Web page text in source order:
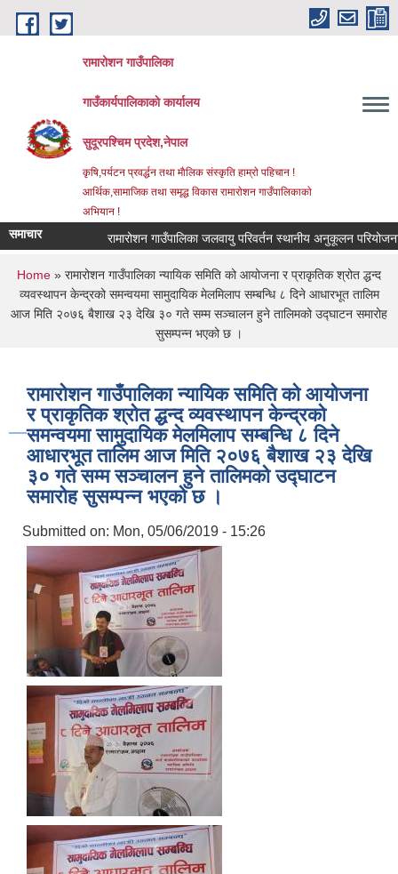
Skip to main content
रामारोशन गाउँपालिका
गाउँकार्यपालिकाकाे कार्यालय
सुदूरपश्चिम प्रदेश,नेपाल
कृषि,पर्यटन प्रवर्द्धन तथा माैलिक संस्कृति हाम्राे पहिचान !
आर्थिक,सामाजिक तथा समृद्ध विकास रामाराेशन गाउँपालिकाकाे
अभियान !
समाचार रामारोशन गाउँपालिका जलवायु परिवर्तन स्थानीय अनुकूलन
You are here
Home » रामारोशन गाउँपालिका न्यायिक समिति को आयोजना र प्राकृतिक श्रोत द्धन्द
व्यवस्थापन केन्द्रको समन्वयमा सामुदायिक मेलमिलाप सम्बन्धि ८ दिने आधारभूत तालिम
आज मिति २०७६ बैशाख २३ देखि ३० गते सम्म सञ्चालन हुने तालिमको उद्घाटन समारोह
सुसम्पन्न भएको छ ।
रामारोशन गाउँपालिका न्यायिक समिति को आयोजना
र प्राकृतिक श्रोत द्धन्द व्यवस्थापन केन्द्रको
समन्वयमा सामुदायिक मेलमिलाप सम्बन्धि ८ दिने
आधारभूत तालिम आज मिति २०७६ बैशाख २३ देखि
३० गते सम्म सञ्चालन हुने तालिमको उद्घाटन
समारोह सुसम्पन्न भएको छ ।
Submitted on: Mon, 05/06/2019 - 15:26